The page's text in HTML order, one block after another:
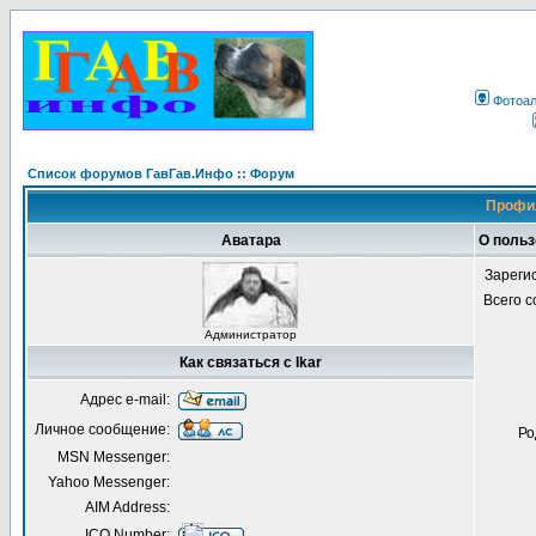
Список форумов ГавГав.Инфо :: Форум
Аватара О
Администратор
Всего
Как связаться с Ikar
Адрес e-mail:
Личное сообщение:
MSN Messenger:
Yahoo Messenger:
AIM Address: